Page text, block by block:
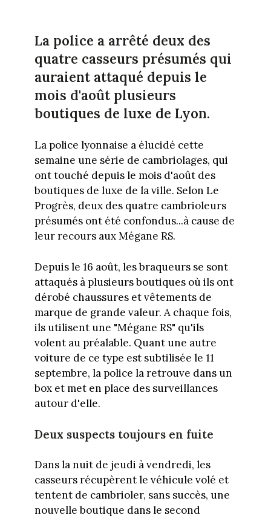
La police a arrêté deux des
quatre casseurs présumés qui
auraient attaqué depuis le
mois d'août plusieurs
boutiques de luxe de Lyon.
La police lyonnaise a élucidé cette
semaine une série de cambriolages, qui
ont touché depuis le mois d'août des
boutiques de luxe de la ville. Selon Le
Progrès, deux des quatre cambrioleurs
présumés ont été confondus...à cause de
leur recours aux Mégane RS.
Depuis le 16 août, les braqueurs se sont
attaqués à plusieurs boutiques où ils ont
dérobé chaussures et vêtements de
marque de grande valeur. A chaque fois,
ils utilisent une "Mégane RS" qu'ils
volent au préalable. Quant une autre
voiture de ce type est subtilisée le 11
septembre, la police la retrouve dans un
box et met en place des surveillances
autour d'elle.
Deux suspects toujours en fuite
Dans la nuit de jeudi à vendredi, les
casseurs récupèrent le véhicule volé et
tentent de cambrioler, sans succès, une
nouvelle boutique dans le second